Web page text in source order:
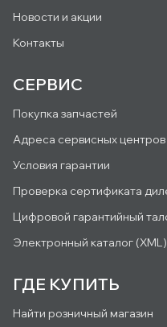
Новости и акции
Контакты
СЕРВИС
Покупка запчастей
Адреса сервисных центров
Условия гарантии
Проверка сертификата
Цифровой гарантийный
Электронный каталог (XML)
ГДЕ КУПИТЬ
Найти розничный магазин